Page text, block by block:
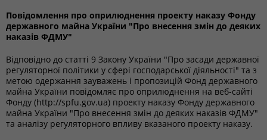
Повідомлення про оприлюднення проекту наказу Фонду
державного майна України "Про внесення змін до деяких
наказів ФДМУ"
Відповідно до статті 9 Закону України "Про засади державної
регуляторної політики у сфері господарської діяльності" та з
метою одержання зауважень і пропозицій Фонд державного
майна України повідомляє про оприлюднення на веб-сайті
Фонду (http://spfu.gov.ua) проекту наказу Фонду державного
майна України "Про внесення змін до деяких наказів ФДМУ"
та аналізу регуляторного впливу вказаного проекту наказу.